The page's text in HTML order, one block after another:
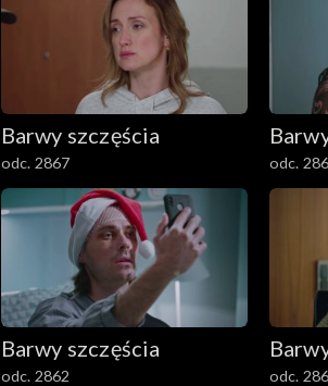
Barwy szczęścia
odc. 2867 odc.
Barwy szczęścia
odc. 2862 odc.